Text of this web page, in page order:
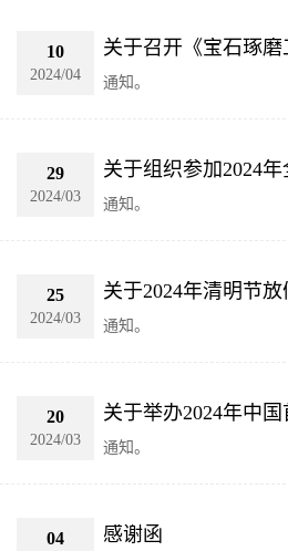
10
2024/04 通知。
29
2024/03 通知。
25
2024/03
关于2024年清明节放
通知。
20
2024/03 通知。
04 感谢函